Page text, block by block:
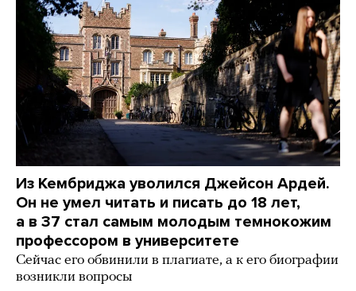
Из Кембриджа уволился Джейсон Ардей.
Он не умел читать и писать до 18 лет,
а в 37 стал самым молодым темнокожим
профессором в университете
Сейчас его обвинили в плагиате, а к его биографии
возникли вопросы